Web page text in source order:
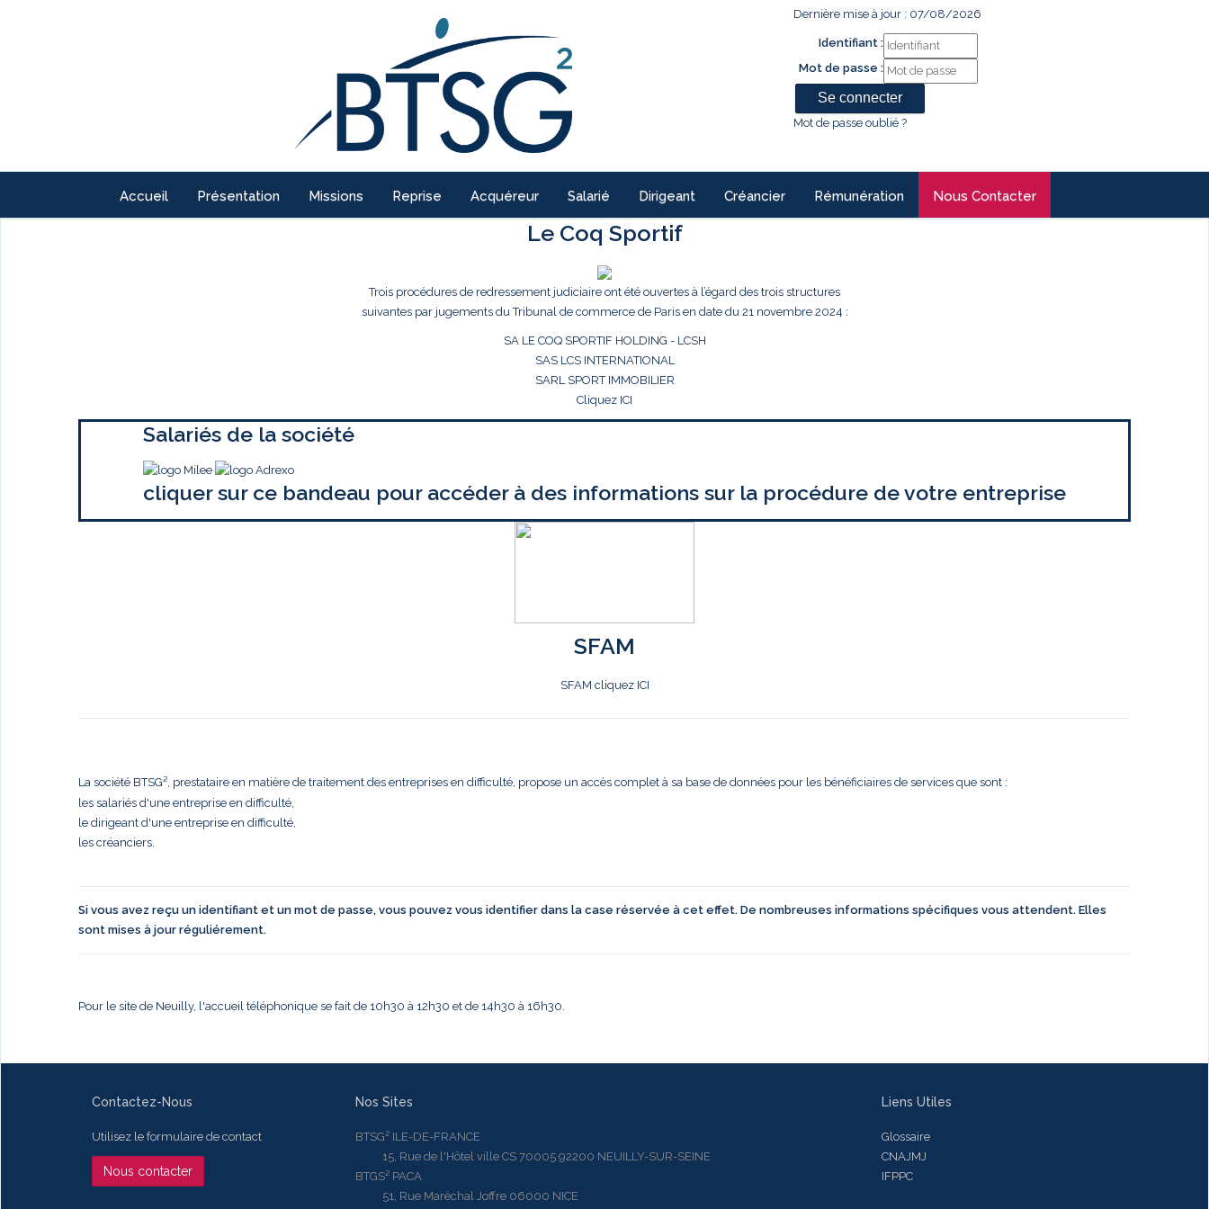
Dernière mise à jour : 07/08/2026
Identifiant :
Mot de passe :
Mot de passe oublié ?
Accueil Présentation Missions Reprise Acquéreur Salarié Dirigeant Créancier Rémunération Nous Contacter
Le Coq Sportif
Trois procédures de redressement judiciaire ont été ouvertes à l’égard des trois structures
suivantes par jugements du Tribunal de commerce de Paris en date du 21 novembre 2024 :
SA LE COQ SPORTIF HOLDING - LCSH
SAS LCS INTERNATIONAL
SARL SPORT IMMOBILIER
Cliquez ICI
Salariés de la société
cliquer sur ce bandeau pour accéder à des informations sur la procédure de votre entreprise
SFAM
SFAM cliquez ICI
La société BTSG², prestataire en matière de traitement des entreprises en difficulté, propose un accès complet à sa base de données pour les bénéficiaires de services que sont :
les salariés d'une entreprise en difficulté,
le dirigeant d'une entreprise en difficulté,
les créanciers.
Si vous avez reçu un identifiant et un mot de passe, vous pouvez vous identifier dans la case réservée à cet effet. De nombreuses informations spécifiques vous attendent. Elles
sont mises à jour réguliérement.
Pour le site de Neuilly, l'accueil téléphonique se fait de 10h30 à 12h30 et de 14h30 à 16h30.
Contactez-Nous
Utilisez le formulaire de contact
Nous contacter
Nos Sites
BTSG² ILE-DE-FRANCE
15, Rue de l'Hôtel ville CS 70005 92200 NEUILLY-SUR-SEINE
BTGS² PACA
51, Rue Maréchal Joffre 06000 NICE
Liens Utiles
Glossaire
CNAJMJ
IFPPC